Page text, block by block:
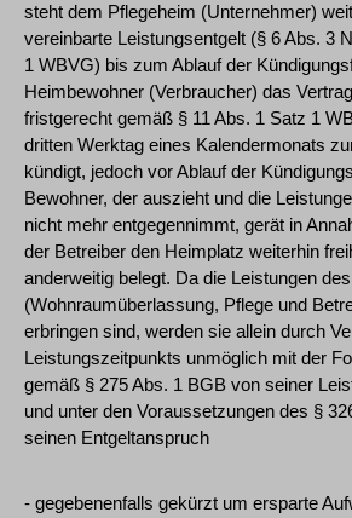
steht dem Pflegeheim (Unternehmer)
vereinbarte Leistungsentgelt (§ 6 Abs. 3
1 WBVG) bis zum Ablauf der
Heimbewohner (Verbraucher) das
fristgerecht gemäß § 11 Abs. 1 Satz 1
dritten Werktag eines Kalendermonats
kündigt, jedoch vor Ablauf der
Bewohner, der auszieht und die
nicht mehr entgegennimmt, gerät in
der Betreiber den Heimplatz weiterhin
anderweitig belegt. Da die Leistungen
(Wohnraumüberlassung, Pflege und
erbringen sind, werden sie allein durch
Leistungszeitpunkts unmöglich mit der
gemäß § 275 Abs. 1 BGB von seiner
und unter den Voraussetzungen des §
seinen Entgeltanspruch
- gegebenenfalls gekürzt um ersparte